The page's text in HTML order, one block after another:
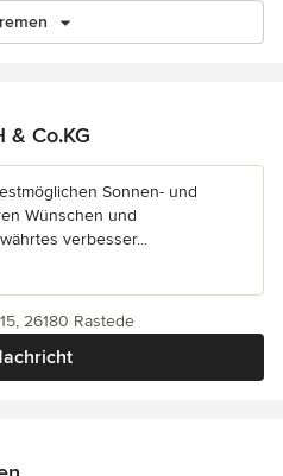
& Co.KG
Sonnen- und
Wünschen und
verbesser...
26180 Rastede